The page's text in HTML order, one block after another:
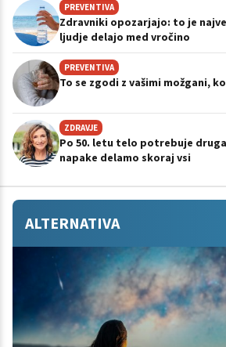
PREVENTIVA
Zdravniki opozarjajo: to je
ljudje delajo med vročino
PREVENTIVA
To se zgodi z vašimi možgani,
ZDRAVJE
Po 50. letu telo potrebuje
napake delamo skoraj vsi
ALTERNATIVA